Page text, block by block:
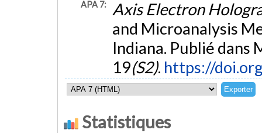
APA 7:
Axis Electron
and Microanalysis
Indiana. Publié dans
19(S2). https://
Statistiques